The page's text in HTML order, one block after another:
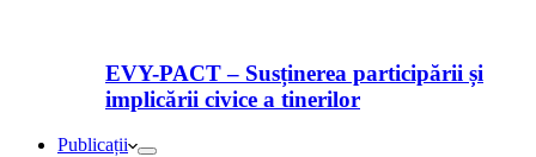
EVY-PACT – Susținerea participării și
implicării civice a tinerilor
Publicații